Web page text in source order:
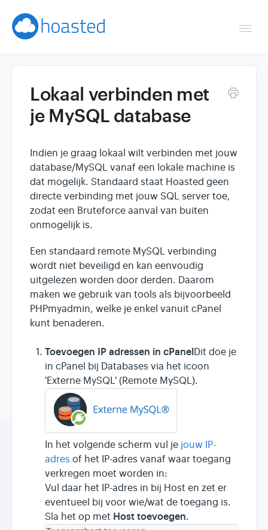
Helpdesk
Reseller & developer
Contact
Hoasted.com →
Lokaal verbinden met
je MySQL database
Indien je graag lokaal wilt verbinden met jouw
database/MySQL vanaf een lokale machine is
dat mogelijk. Standaard staat Hoasted geen
directe verbinding met jouw SQL server toe,
zodat een Bruteforce aanval van buiten
onmogelijk is.
Een standaard remote MySQL verbinding
wordt niet beveiligd en kan eenvoudig
uitgelezen worden door derden. Daarom
maken we gebruik van tools als bijvoorbeeld
PHPmyadmin, welke je enkel vanuit cPanel
kunt benaderen.
Toevoegen IP adressen in cPanelDit doe je
in cPanel bij Databases via het icoon
'Externe MySQL' (Remote MySQL).
In het volgende scherm vul je jouw IP-
adres of het IP-adres vanaf waar toegang
verkregen moet worden in:
Vul daar het IP-adres in bij Host en zet er
eventueel bij voor wie/wat de toegang is.
Sla het op met Host toevoegen.